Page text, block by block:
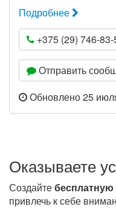
Подробнее
+375 (29) 746-
Отправить
Обновлено 25
Оказываете
Создайтебесплатную
привлечь к себе